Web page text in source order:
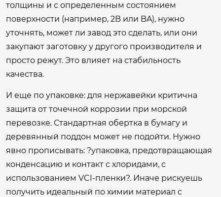
толщины и с определенным состоянием
поверхности (например, 2B или BA), нужно
уточнять, может ли завод это сделать, или они
закупают заготовку у другого производителя и
просто режут. Это влияет на стабильность
качества.
И еще по упаковке: для нержавейки критична
защита от точечной коррозии при морской
перевозке. Стандартная обертка в бумагу и
деревянный поддон может не подойти. Нужно
явно прописывать: ?упаковка, предотвращающая
конденсацию и контакт с хлоридами, с
использованием VCI-пленки?. Иначе рискуешь
получить идеальный по химии материал с